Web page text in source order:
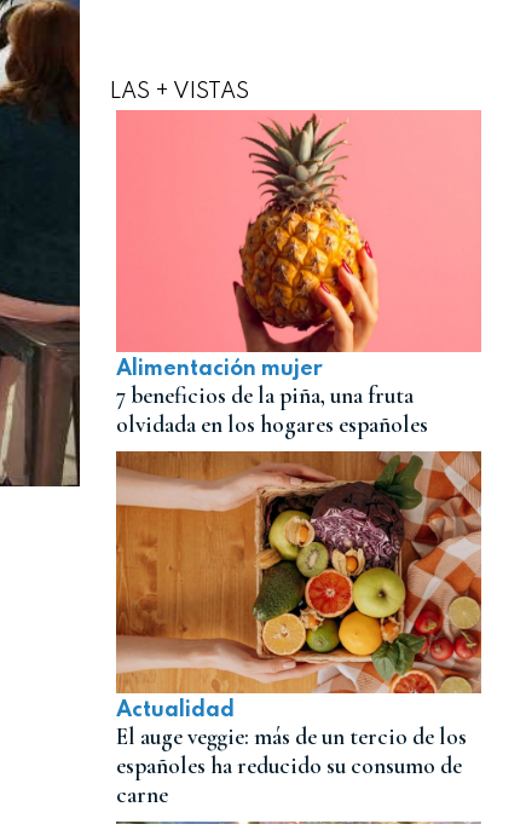
LAS + VISTAS
Alimentación mujer
7 beneficios de la piña, una fruta
olvidada en los hogares españoles
Actualidad
El auge veggie: más de un tercio de los
españoles ha reducido su consumo de
carne